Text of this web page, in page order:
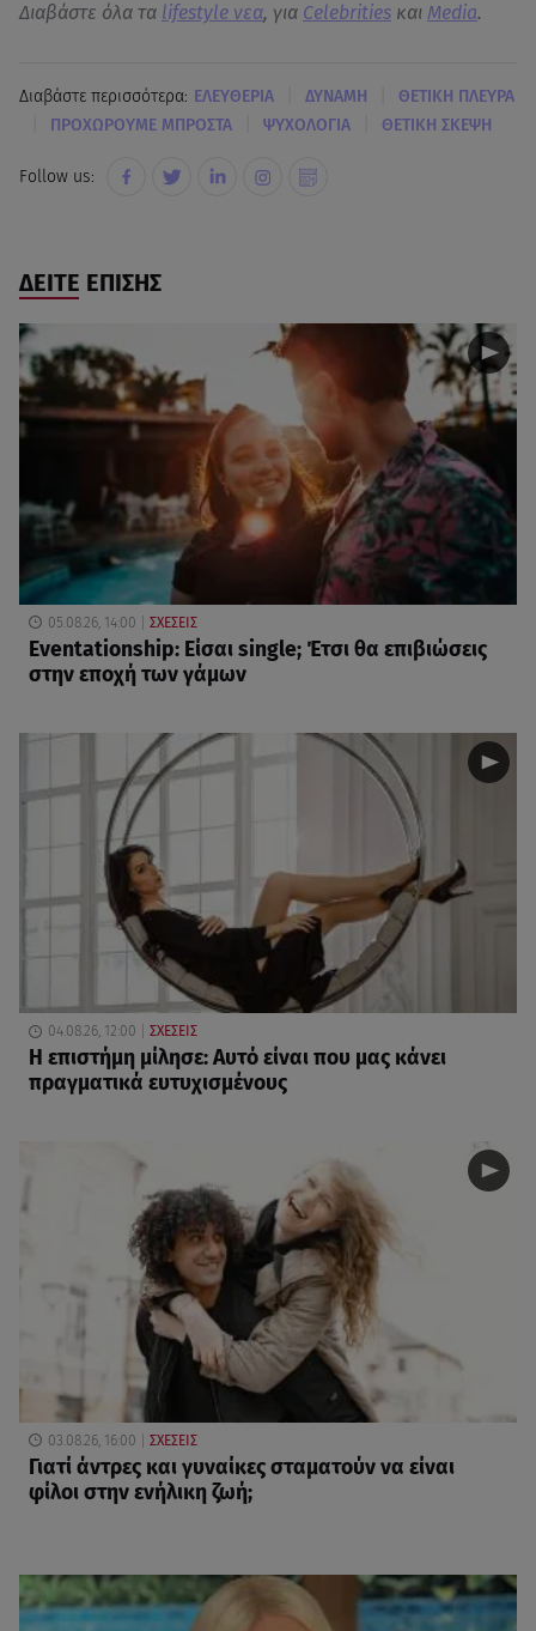
Διαβάστε όλα τα lifestyle νεα, για Celebrities και Media.
Διαβάστε περισσότερα: ΕΛΕΥΘΕΡΙΑ ΔΥΝΑΜΗ ΘΕΤΙΚΗ ΠΛΕΥΡΑ
ΠΡΟΧΩΡΟΥΜΕ ΜΠΡΟΣΤΑ ΨΥΧΟΛΟΓΙΑ ΘΕΤΙΚΗ ΣΚΕΨΗ
Follow us:
ΔΕΙΤΕ ΕΠΙΣΗΣ
05.08.26, 14:00 ΣΧΕΣΕΙΣ
Eventationship: Είσαι single; Έτσι θα επιβιώσεις
στην εποχή των γάμων
04.08.26, 12:00 ΣΧΕΣΕΙΣ
Η επιστήμη μίλησε: Αυτό είναι που μας κάνει
πραγματικά ευτυχισμένους
03.08.26, 16:00 ΣΧΕΣΕΙΣ
Γιατί άντρες και γυναίκες σταματούν να είναι
φίλοι στην ενήλικη ζωή;